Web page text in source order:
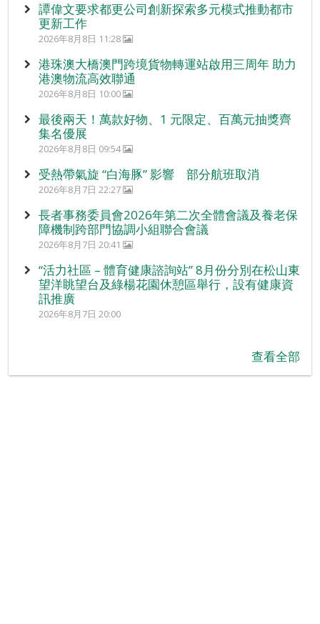
譚偉文要求都更公司創新探索多元模式推動都市
更新工作
2026年8月8日 11:28
港珠澳大橋澳門跨境貨物轉運站啟用三周年 助力
港澳物流高效聯通
2026年8月8日 10:00
最後兩天！萬款好物、1 元限定、百萬元抽獎齊
集名優展
2026年8月8日 09:54
受熱帶氣旋 “白海豚” 影響 部分航班取消
2026年8月7日 22:27
長者事務委員會2026年第二次全體會議及養老保
障機制跨部門協調小組聯合會議
2026年8月7日 20:41
“活力社區 – 體育健康諮詢站” 8月份分別在松山東
望洋眺望台及綠楊花園休憩區舉行，設有健康資
訊推廣
2026年8月7日 20:00
查看全部